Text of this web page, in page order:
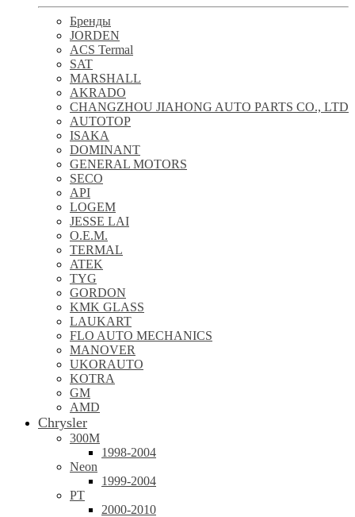
Бренды
JORDEN
ACS Termal
SAT
MARSHALL
AKRADO
CHANGZHOU JIAHONG AUTO PARTS CO., LTD
AUTOTOP
ISAKA
DOMINANT
GENERAL MOTORS
SECO
API
LOGEM
JESSE LAI
O.E.M.
TERMAL
ATEK
TYG
GORDON
KMK GLASS
LAUKART
FLO AUTO MECHANICS
MANOVER
UKORAUTO
KOTRA
GM
AMD
Chrysler
300M
1998-2004
Neon
1999-2004
PT
2000-2010